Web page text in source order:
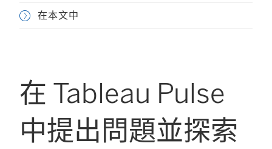
在本文中
在 Tableau Pulse
中提出問題並探索